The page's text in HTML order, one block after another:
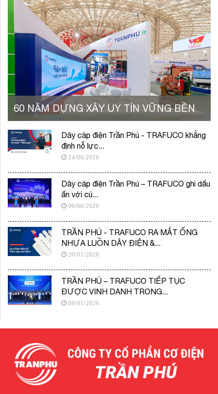
60 NĂM DỰNG XÂY UY TÍN VỮNG BỀN
Dây cáp điện Trần Phú - TRAFUCO khẳng
định nỗ lực...
24/06/2026
Dây cáp điện Trần Phú – TRAFUCO ghi dấu
ấn với cú...
06/06/2026
TRẦN PHÚ - TRAFUCO RA MẮT ỐNG
NHỰA LUỒN DÂY ĐIỆN &...
20/01/2026
TRẦN PHÚ – TRAFUCO TIẾP TỤC
ĐƯỢC VINH DANH TRONG...
09/01/2026